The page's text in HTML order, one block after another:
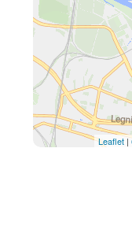
Leaflet|